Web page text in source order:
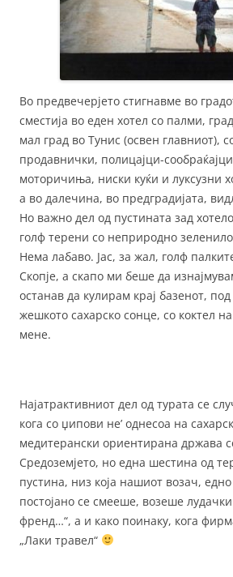
Во предвечерјето стигнавме во
сместија во еден хотел со палми,
мал град во Тунис (освен главниот),
продавнички, полицајци-
моторичиња, ниски куќи и луксузни
а во далечина, во предградијата,
Но важно дел од пустината зад
голф терени со неприродно
Нема лабаво. Јас, за жал, голф
Скопје, а скапо ми беше да
останав да кулирам крај базенот,
жешкото сахарско сонце, со коктел
мене.
Најатрактивниот дел од турата се
кога со џипови не’ однесоа на
медитерански ориентирана држава
Средоземјето, но една шестина од
пустина, низ која нашиот возач,
постојано се смееше, возеше
френд…“, а и како поинаку, кога
„Лаки травел“